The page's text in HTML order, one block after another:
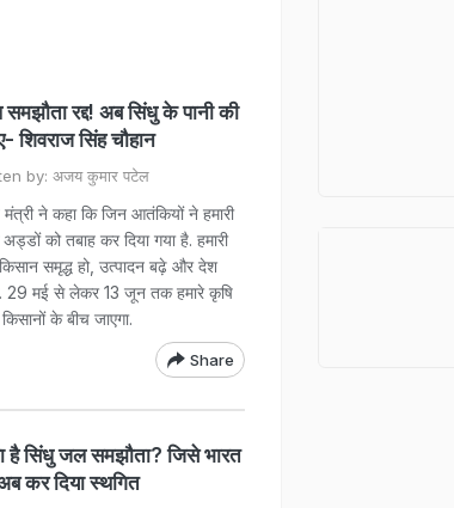
रद्द! अब सिंधु के पानी की
शिवराज सिंह चौहान
by: अजय कुमार पटेल
ने कहा कि जिन आतंकियों ने हमारी
को तबाह कर दिया गया है. हमारी
समृद्ध हो, उत्पादन बढ़े और देश
29 मई से लेकर 13 जून तक हमारे कृषि
के बीच जाएगा.
Share
सिंधु जल समझौता? जिसे भारत
कर दिया स्थगित